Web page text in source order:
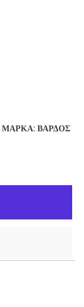
ΜΆΡΚΑ: ΒΆΡΔΟΣ